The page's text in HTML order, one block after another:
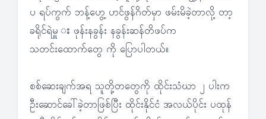
ပ ရပ်ကွက် ဘန့်ဟွေ့ ဟင်ဖွန်ဂိတ်မှာ ဖမ်းမိခဲ့တာလို့ တာ့
ခရိုင်ရဲမှူ း ဖုန်းနခွန်း နခွန်းဆန်တိဖပ်က
သတင်းထောက်တွေ ကို ပြောပါတယ်။
စစ်ဆေးချက်အရ သူတို့တတွေကို ထိုင်းသံဃာ ၂ ပါးက
ဦးဆောင်ခေါ်ခဲ့တာဖြစ်ပြီး ထိုင်းနိုင်ငံ အလယ်ပိုင်း ပထုန်